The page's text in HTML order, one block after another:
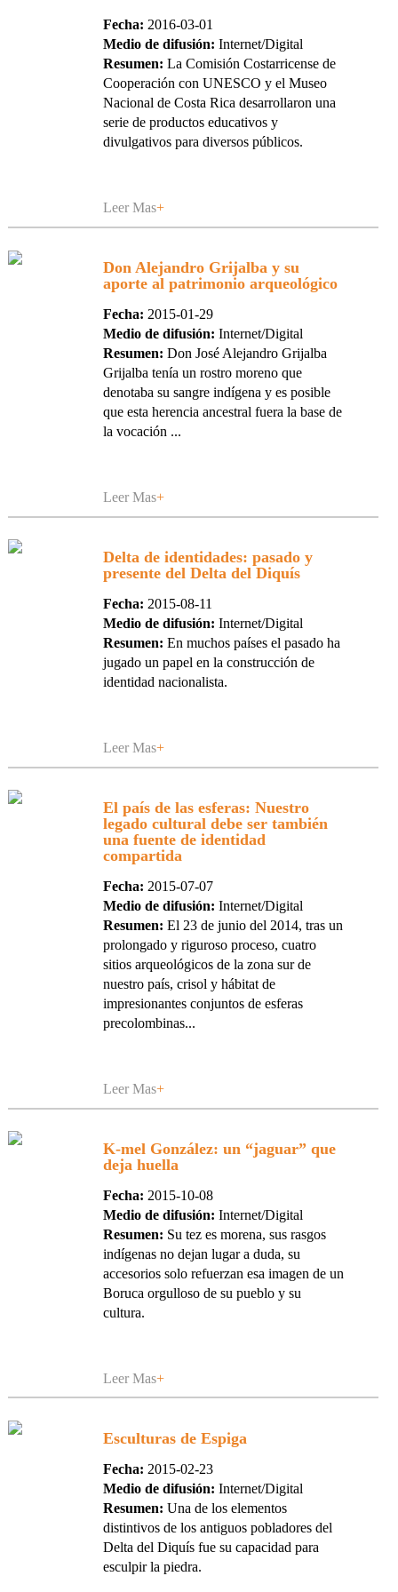
Fecha: 2016-03-01
Medio de difusión: Internet/Digital
Resumen: La Comisión Costarricense de
Cooperación con UNESCO y el Museo
Nacional de Costa Rica desarrollaron una
serie de productos educativos y
divulgativos para diversos públicos.
Leer Mas+
Don Alejandro Grijalba y su
aporte al patrimonio arqueológico
Fecha: 2015-01-29
Medio de difusión: Internet/Digital
Resumen: Don José Alejandro Grijalba
Grijalba tenía un rostro moreno que
denotaba su sangre indígena y es posible
que esta herencia ancestral fuera la base de
la vocación ...
Leer Mas+
Delta de identidades: pasado y
presente del Delta del Diquís
Fecha: 2015-08-11
Medio de difusión: Internet/Digital
Resumen: En muchos países el pasado ha
jugado un papel en la construcción de
identidad nacionalista.
Leer Mas+
El país de las esferas: Nuestro
legado cultural debe ser también
una fuente de identidad
compartida
Fecha: 2015-07-07
Medio de difusión: Internet/Digital
Resumen: El 23 de junio del 2014, tras un
prolongado y riguroso proceso, cuatro
sitios arqueológicos de la zona sur de
nuestro país, crisol y hábitat de
impresionantes conjuntos de esferas
precolombinas...
Leer Mas+
K-mel González: un “jaguar” que
deja huella
Fecha: 2015-10-08
Medio de difusión: Internet/Digital
Resumen: Su tez es morena, sus rasgos
indígenas no dejan lugar a duda, su
accesorios solo refuerzan esa imagen de un
Boruca orgulloso de su pueblo y su
cultura.
Leer Mas+
Esculturas de Espiga
Fecha: 2015-02-23
Medio de difusión: Internet/Digital
Resumen: Una de los elementos
distintivos de los antiguos pobladores del
Delta del Diquís fue su capacidad para
esculpir la piedra.